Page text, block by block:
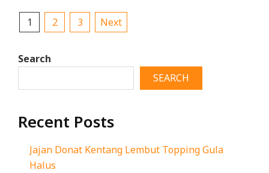
Posts
1 2 3 Next
Search
SEARCH
Recent Posts
Jajan Donat Kentang Lembut Topping Gula
Halus